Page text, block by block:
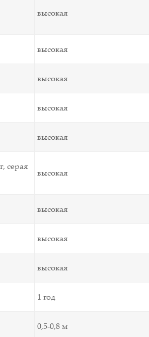
высокая
высокая
высокая
высокая
высокая
серая
высокая
высокая
высокая
высокая
1 год
0,5-0,8 м